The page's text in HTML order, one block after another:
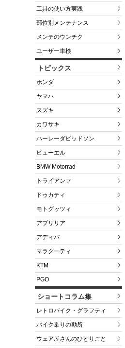
工具の使い方実践
部位別メンテナンス
メンテのウンチク
ユーザー車検
トピックス
ホンダ
ヤマハ
スズキ
カワサキ
ハーレーダビッドソン
ビューエル
BMW Motorrad
トライアンフ
ドゥカティ
モトグッツィ
アプリリア
アディバ
マラグーティ
KTM
PGO
ショートコラム集
レトロバイク・グラフティ
バイク乗りの勘所
ウェア屋さんのひとりごと